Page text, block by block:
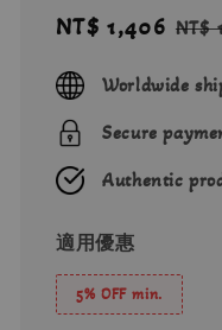
Sale
NT$ 1,406 NT$
Worldwide
Secure
Authentic
適用優惠
5% OFF min.